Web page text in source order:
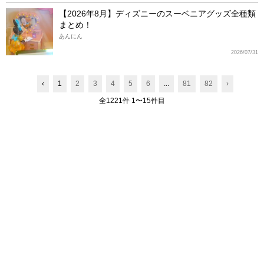
【2026年8月】ディズニーのスーベニアグッズ全種類
まとめ！
2026/07/31
あんにん
‹ 1 2 3 4 5 6 ... 81 82 ›
全1221件 1〜15件目